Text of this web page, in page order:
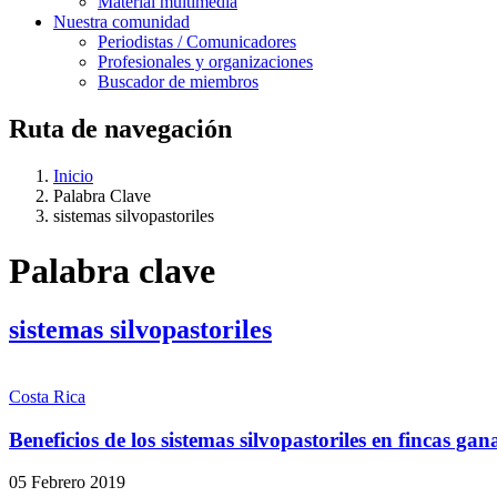
Nuestra comunidad
Periodistas / Comunicadores
Profesionales y organizaciones
Buscador de miembros
Ruta de navegación
Inicio
Palabra Clave
sistemas silvopastoriles
Palabra clave
sistemas silvopastoriles
Costa Rica
Beneficios de los sistemas silvopastoriles en fincas
05 Febrero 2019